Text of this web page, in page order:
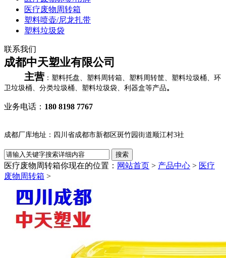
医疗废物周转箱
塑料喷壶/尼龙扎带
塑料垃圾袋
联系我们
成都中天塑业有限公司
主营 ：塑料托盘、塑料周转箱、塑料周转筐、塑料垃圾桶、环
卫垃圾桶、分类垃圾桶、塑料垃圾袋、利器盒等产品。
业务电话： 180 8198 7767
成都厂库地址：四川省成都市新都区斑竹园街道顺江村3社
医疗废物周转箱你现在的位置： 网站首页 > 产品中心 > 医疗
废物周转箱 >